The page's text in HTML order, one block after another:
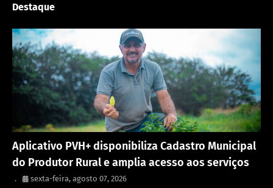
Destaque
Aplicativo PVH+ disponibiliza Cadastro Municipal
do Produtor Rural e amplia acesso aos serviços
. sexta-feira, agosto 07, 2026